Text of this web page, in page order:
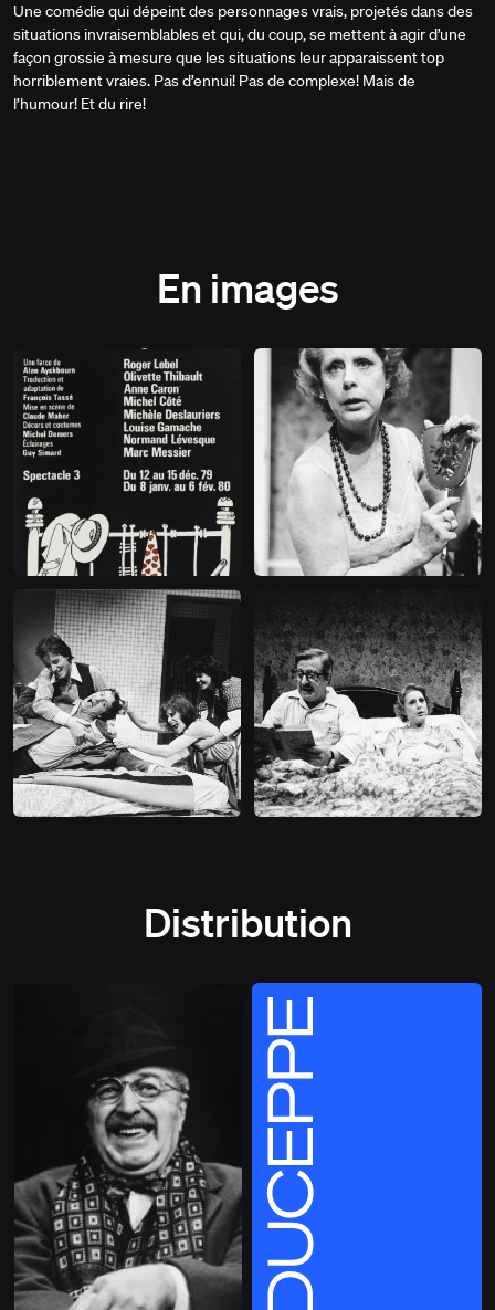
Une comédie qui dépeint des personnages vrais, projetés dans des
situations invraisemblables et qui, du coup, se mettent à agir d’une
façon grossie à mesure que les situations leur apparaissent top
horriblement vraies. Pas d’ennui! Pas de complexe! Mais de
l’humour! Et du rire!
En images
Distribution